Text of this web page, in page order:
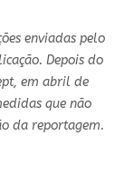
enviadas pelo
Depois do
em abril de
que não
da reportagem.